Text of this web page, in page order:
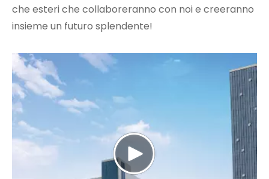
che esteri che collaboreranno con noi e creeranno
insieme un futuro splendente!